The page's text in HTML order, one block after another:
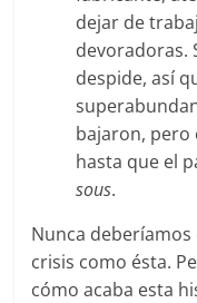
dejar de
devoradoras.
despide, así
bajaron, pero
hasta que el
sous.
Nunca
crisis como ésta.
cómo acaba esta